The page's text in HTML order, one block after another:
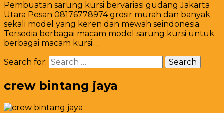
Pembuatan sarung kursi bervariasi gudang Jakarta
Utara Pesan 08176778974 grosir murah dan banyak
sekali model yang keren dan mewah seindonesia.
Tersedia berbagai macam model sarung kursi untuk
berbagai macam kursi …
Search for:
crew bintang jaya